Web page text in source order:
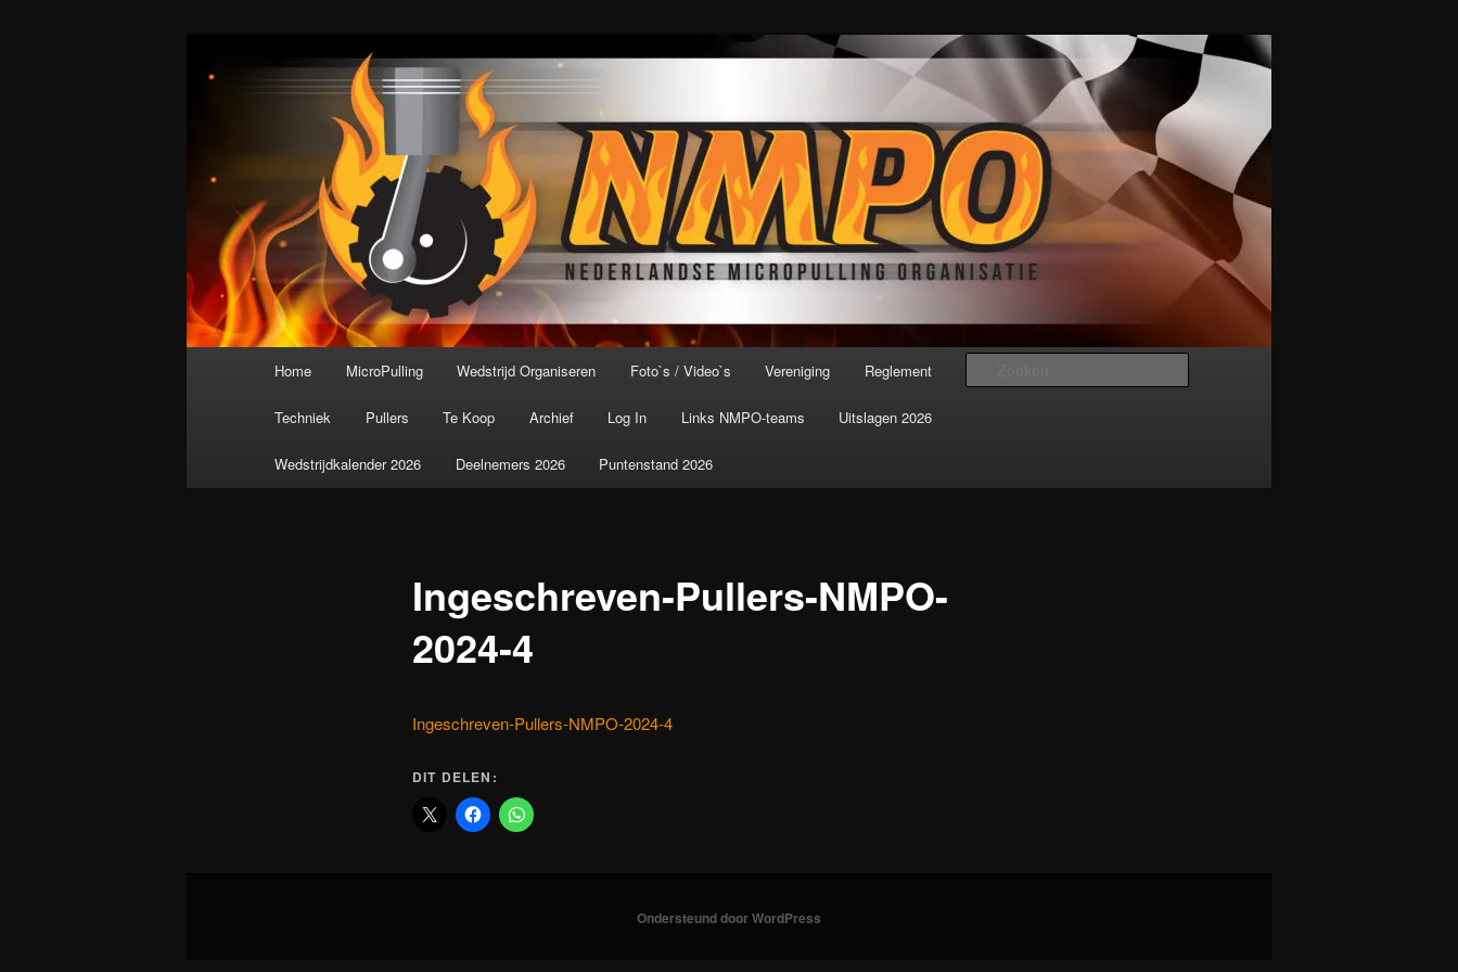
Nederlandse MicroPulling Organisatie
De meest krachtige modelbouwsport ter wereld!
Home MicroPulling Wedstrijd Organiseren Foto`s / Video`s Vereniging Reglement
Techniek Pullers Te Koop Archief Log In Links NMPO-teams Uitslagen 2026
Wedstrijdkalender 2026 Deelnemers 2026 Puntenstand 2026
Ingeschreven-Pullers-NMPO-
2024-4
Ingeschreven-Pullers-NMPO-2024-4
DIT DELEN:
Ondersteund door WordPress